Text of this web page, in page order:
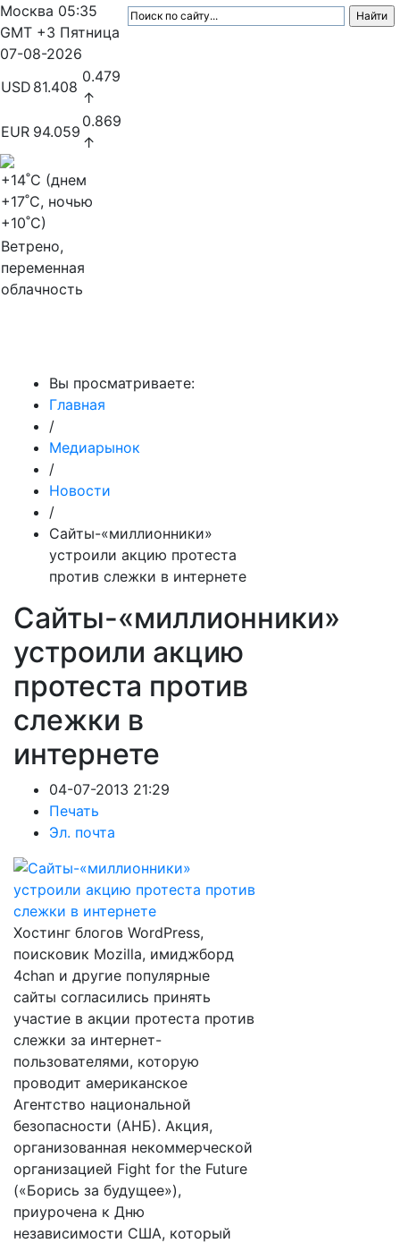
Москва 05:35
GMT +3 Пятница
07-08-2026
USD 81.408
0.479
↑
EUR 94.059
0.869
↑
+14˚C (днем
+17˚C, ночью
+10˚C)
Ветрено,
переменная
облачность
Вы просматриваете:
Главная
/
Медиарынок
/
Новости
/
Сайты-«миллионники»
устроили акцию протеста
против слежки в интернете
Сайты-«миллионники»
устроили акцию
протеста против
слежки в
интернете
04-07-2013 21:29
Печать
Эл. почта
Хостинг блогов WordPress,
поисковик Mozilla, имиджборд
4chan и другие популярные
сайты согласились принять
участие в акции протеста против
слежки за интернет-
пользователями, которую
проводит американское
Агентство национальной
безопасности (АНБ). Акция,
организованная некоммерческой
организацией Fight for the Future
(«Борись за будущее»),
приурочена к Дню
независимости США, который